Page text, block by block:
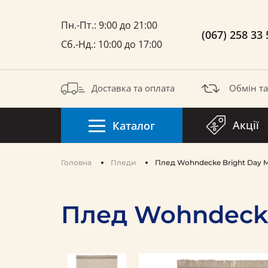
Пн.-Пт.: 9:00 до 21:00
Сб.-Нд.: 10:00 до 17:00
(067) 258 33
Доставка та оплата Обмін
Каталог Акції
Головна Пледи Плед Wohndecke Bright Day
Плед